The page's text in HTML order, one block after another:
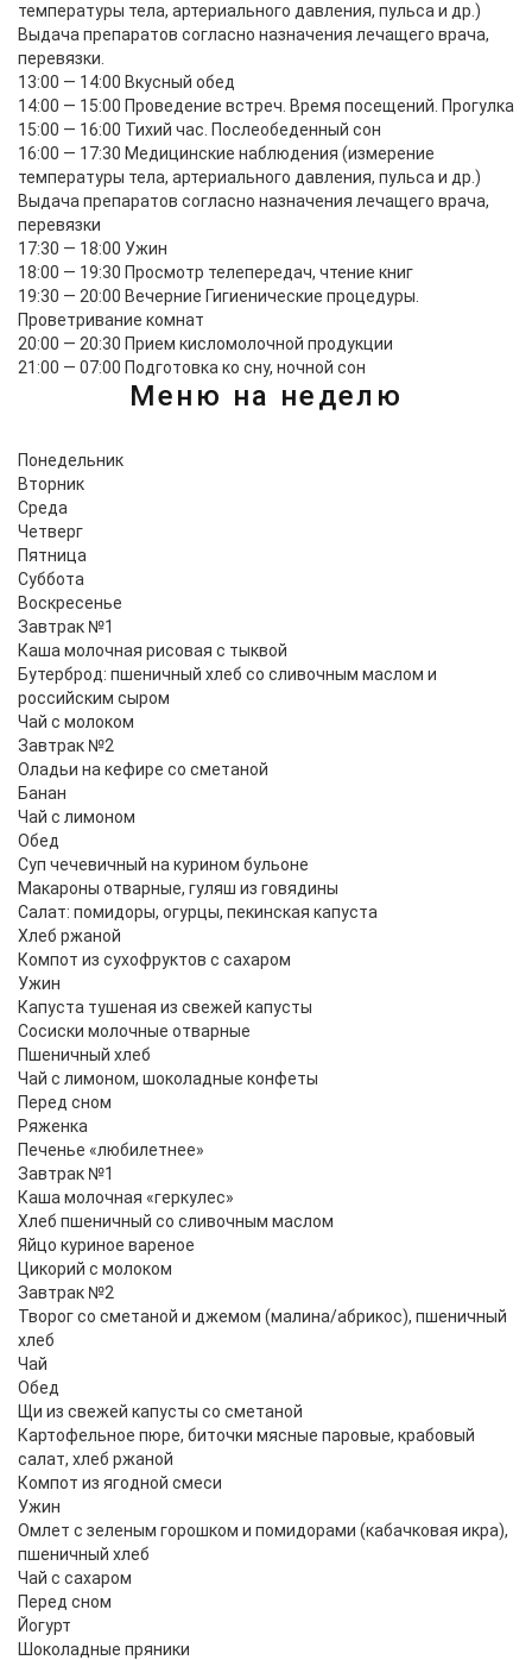
температуры тела, артериального давления, пульса и др.)
Выдача препаратов согласно назначения лечащего врача,
перевязки.
13:00 — 14:00 Вкусный обед
14:00 — 15:00 Проведение встреч. Время посещений. Прогулка
15:00 — 16:00 Тихий час. Послеобеденный сон
16:00 — 17:30 Медицинские наблюдения (измерение
температуры тела, артериального давления, пульса и др.)
Выдача препаратов согласно назначения лечащего врача,
перевязки
17:30 — 18:00 Ужин
18:00 — 19:30 Просмотр телепередач, чтение книг
19:30 — 20:00 Вечерние Гигиенические процедуры.
Проветривание комнат
20:00 — 20:30 Прием кисломолочной продукции
21:00 — 07:00 Подготовка ко сну, ночной сон
Меню на неделю
Понедельник
Вторник
Среда
Четверг
Пятница
Суббота
Воскресенье
Завтрак №1
Каша молочная рисовая с тыквой
Бутерброд: пшеничный хлеб со сливочным маслом и
российским сыром
Чай с молоком
Завтрак №2
Оладьи на кефире со сметаной
Банан
Чай с лимоном
Обед
Суп чечевичный на курином бульоне
Макароны отварные, гуляш из говядины
Салат: помидоры, огурцы, пекинская капуста
Хлеб ржаной
Компот из сухофруктов с сахаром
Ужин
Капуста тушеная из свежей капусты
Сосиски молочные отварные
Пшеничный хлеб
Чай с лимоном, шоколадные конфеты
Перед сном
Ряженка
Печенье «любилетнее»
Завтрак №1
Каша молочная «геркулес»
Хлеб пшеничный со сливочным маслом
Яйцо куриное вареное
Цикорий с молоком
Завтрак №2
Творог со сметаной и джемом (малина/абрикос), пшеничный
хлеб
Чай
Обед
Щи из свежей капусты со сметаной
Картофельное пюре, биточки мясные паровые, крабовый
салат, хлеб ржаной
Компот из ягодной смеси
Ужин
Омлет с зеленым горошком и помидорами (кабачковая икра),
пшеничный хлеб
Чай с сахаром
Перед сном
Йогурт
Шоколадные пряники